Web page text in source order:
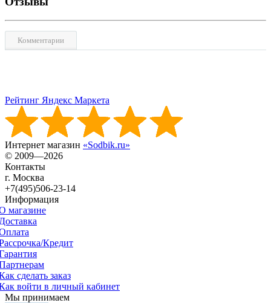
Комментарии
Рейтинг Яндекс Маркета
Интернет магазин «Sodbik.ru»
© 2009—2026
Контакты
г. Москва
+7(495)506-23-14
Информация
магазине
Кредит
сделать заказ
войти в личный кабинет
Мы принимаем